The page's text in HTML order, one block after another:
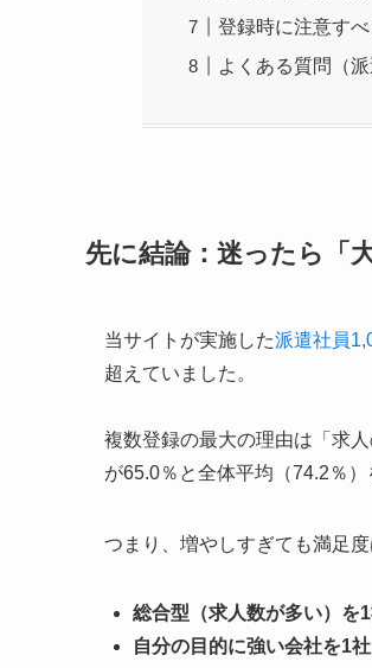
登録時に注意す
よくある質問（
先に結論：迷ったら「
当サイトが実施した派遣社員
超えていました。
複数登録の最大の理由は「求
が65.0％と全体平均（74.2％）
つまり、増やしすぎても満足
総合型（求人数が多い）を
自分の目的に強い会社を1社